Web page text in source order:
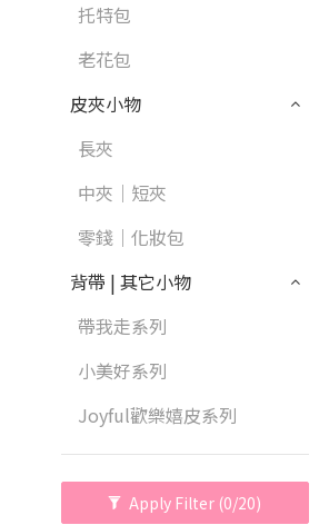
托特包
老花包
皮夾小物
長夾
中夾｜短夾
零錢｜化妝包
背帶 | 其它小物
帶我走系列
小美好系列
Joyful歡樂嬉皮系列
Apply Filter (0/20)